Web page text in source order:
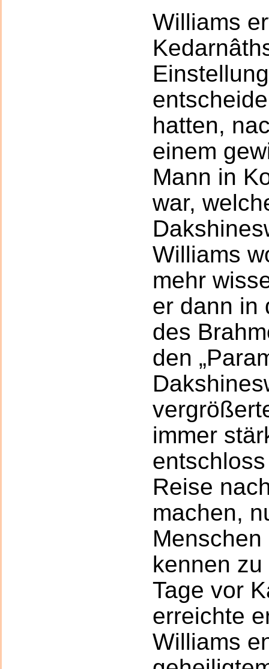
Williams
hatten,
einem
Mann in
war,
Williams
mehr
er dann in
des
den
immer
Reise
machen,
kennen
Tage vor
erreichte
Williams